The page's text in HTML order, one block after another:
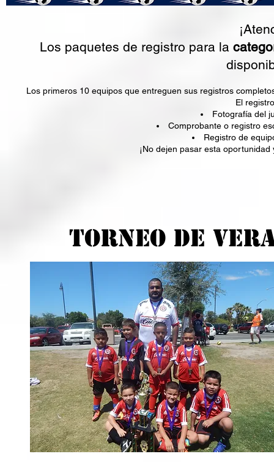
Los paquetes de registro para la
Los primeros 10 equipos que entreguen sus registros
El
Fotografía
Comprobante o registro
Registro de
¡No dejen pasar esta
TOrneo De